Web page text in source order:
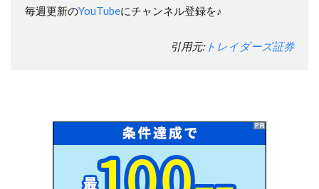
毎週更新のYouTubeにチャンネル登録を♪
引用元:トレイダーズ証券